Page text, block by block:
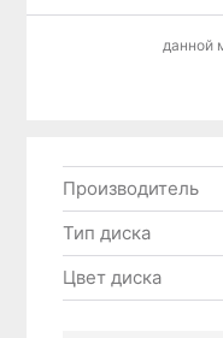
данной
Производитель
Тип диска
Цвет диска